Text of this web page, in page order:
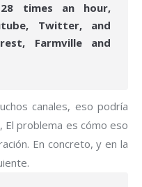
28 times an hour,
Twitter, and
Farmville and
canales, eso podría
El problema es cómo eso
En concreto, y en la